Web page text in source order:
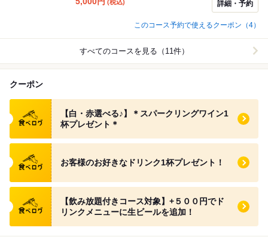
(税込) 詳細・予約
このコース予約で使えるクーポン（4）
すべてのコースを見る（11件）
クーポン
食べログ クーポン
【白・赤選べる♪】＊スパークリングワイン1
杯プレゼント＊
食べログ クーポン
お客様のお好きなドリンク1杯プレゼント！
食べログ クーポン
【飲み放題付きコース対象】+５００円でド
リンクメニューに生ビールを追加！